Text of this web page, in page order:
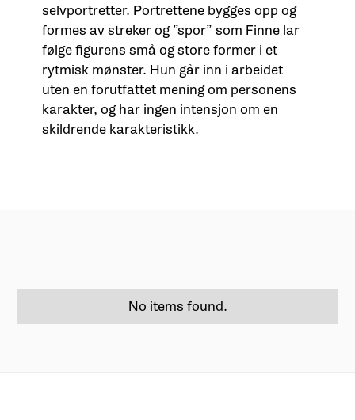
selvportretter. Portrettene bygges opp og
formes av streker og ”spor” som Finne lar
følge figurens små og store former i et
rytmisk mønster. Hun går inn i arbeidet
uten en forutfattet mening om personens
karakter, og har ingen intensjon om en
skildrende karakteristikk.
No items found.